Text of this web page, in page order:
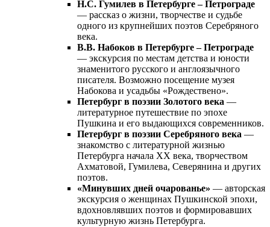
Н.С. Гумилев в Петербурге – Петрограде
— рассказ о жизни, творчестве и судьбе
одного из крупнейших поэтов Серебряного
века.
В.В. Набоков в Петербурге – Петрограде
— экскурсия по местам детства и юности
знаменитого русского и англоязычного
писателя. Возможно посещение музея
Набокова и усадьбы «Рождествено».
Петербург в поэзии Золотого века —
литературное путешествие по эпохе
Пушкина и его выдающихся современников.
Петербург в поэзии Серебряного века —
знакомство с литературной жизнью
Петербурга начала XX века, творчеством
Ахматовой, Гумилева, Северянина и других
поэтов.
«Минувших дней очарованье» — авторская
экскурсия о женщинах Пушкинской эпохи,
вдохновлявших поэтов и формировавших
культурную жизнь Петербурга.